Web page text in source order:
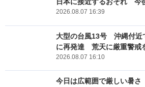
2026.08.07 16:39
大型の台風13号 沖縄付近
に再発達 荒天に厳重警戒
2026.08.07 16:10
今日は広範囲で厳しい暑